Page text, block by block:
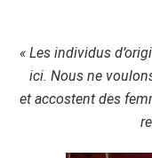
« Les individus
ici. Nous ne
et accostent des